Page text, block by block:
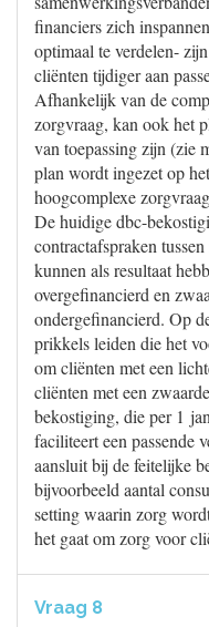
financiers zich
optimaal te verdelen-
cliënten tijdiger aan
Afhankelijk van de
zorgvraag, kan ook het
van toepassing zijn (zie
plan wordt ingezet op
hoogcomplexe
De huidige dbc-
contractafspraken
kunnen als resultaat
overgefinancierd en
ondergefinancierd. Op
prikkels leiden die het
om cliënten met een
cliënten met een
bekostiging, die per 1
faciliteert een passende
aansluit bij de feitelijke
bijvoorbeeld aantal
setting waarin zorg
het gaat om zorg voor
Vraag 8